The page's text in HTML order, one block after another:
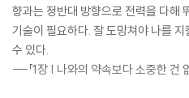
향과는 정반대 방향으로 전력을 다해
기술이 필요하다. 잘 도망쳐야 나를
수 있다.
---「1장 | 나와의 약속보다 소중한 건